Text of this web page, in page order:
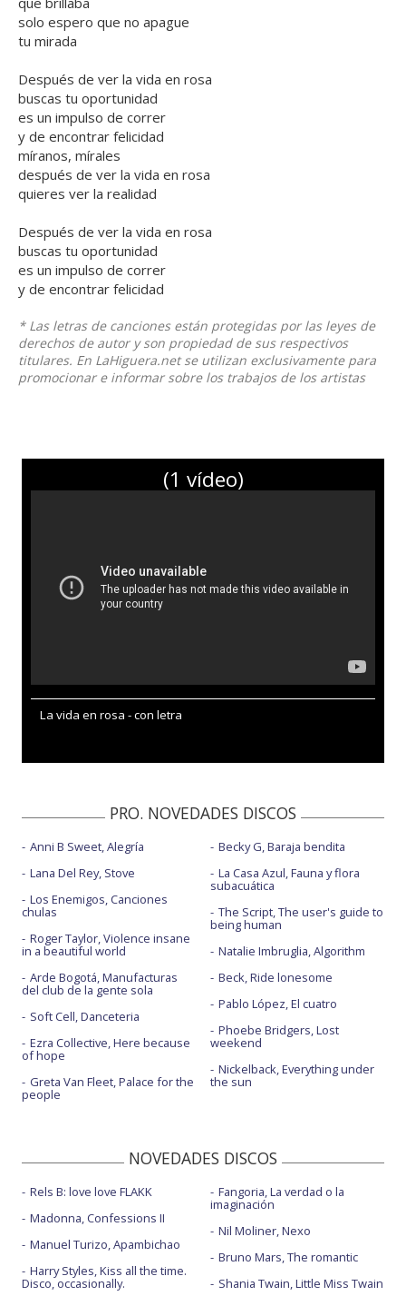
solo espero que no apague
tu mirada
Después de ver la vida en rosa
buscas tu oportunidad
es un impulso de correr
y de encontrar felicidad
míranos, mírales
después de ver la vida en rosa
quieres ver la realidad
Después de ver la vida en rosa
buscas tu oportunidad
es un impulso de correr
y de encontrar felicidad
* Las letras de canciones están protegidas por las leyes de
derechos de autor y son propiedad de sus respectivos
titulares. En LaHiguera.net se utilizan exclusivamente para
promocionar e informar sobre los trabajos de los artistas
(1 vídeo)
La vida en rosa - con letra
PRO. NOVEDADES DISCOS
Anni B Sweet, Alegría
Lana Del Rey, Stove
Los Enemigos, Canciones
chulas
Roger Taylor, Violence insane
in a beautiful world
Arde Bogotá, Manufacturas
del club de la gente sola
Soft Cell, Danceteria
Ezra Collective, Here because
of hope
Greta Van Fleet, Palace for the
people
Becky G, Baraja bendita
La Casa Azul, Fauna y flora
subacuática
The Script, The user's guide to
being human
Natalie Imbruglia, Algorithm
Beck, Ride lonesome
Pablo López, El cuatro
Phoebe Bridgers, Lost
weekend
Nickelback, Everything under
the sun
NOVEDADES DISCOS
Rels B: love love FLAKK
Madonna, Confessions II
Manuel Turizo, Apambichao
Harry Styles, Kiss all the time.
Disco, occasionally.
Fangoria, La verdad o la
imaginación
Nil Moliner, Nexo
Bruno Mars, The romantic
Shania Twain, Little Miss Twain